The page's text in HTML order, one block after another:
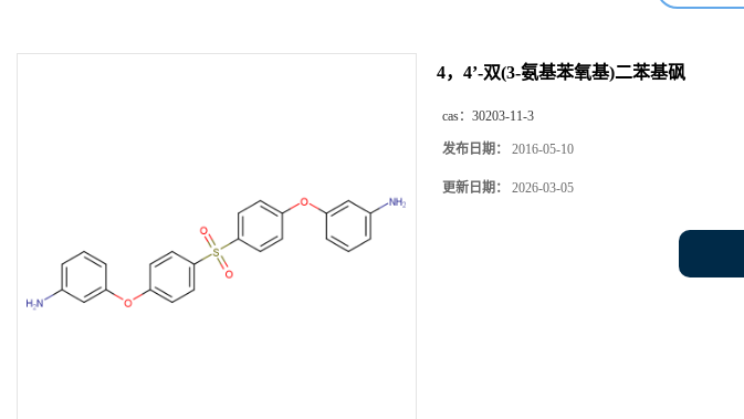
4，4’-双(3-氨基苯氧基)二苯基砜
cas： 30203-11-3
发布日期： 2016-05-10
更新日期： 2026-03-05